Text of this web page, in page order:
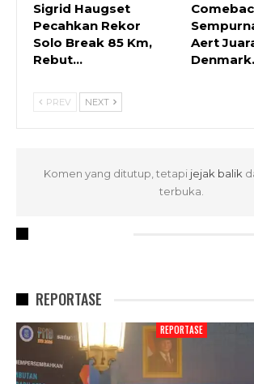
Sigrid Haugset
Pecahkan Rekor
Solo Break 85 Km,
Rebut…
Aert
PREV NEXT
Komen yang ditutup, tetapi jejak balik
terbuka.
REPORTASE
REPORTASE